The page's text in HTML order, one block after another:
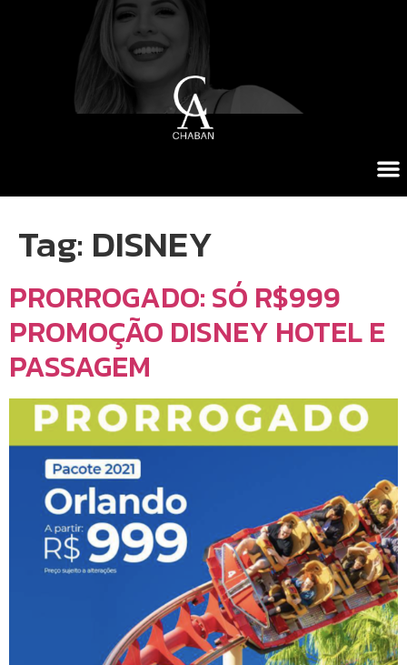
Tag: DISNEY
PRORROGADO: SÓ R$999
PROMOÇÃO DISNEY HOTEL E
PASSAGEM